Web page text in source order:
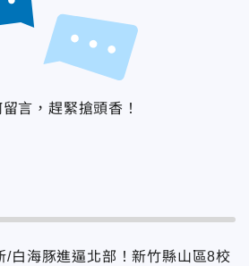
言，趕緊搶頭香！
/白海豚進逼北部！新竹縣山區8校